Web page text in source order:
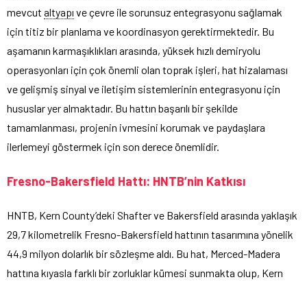
mevcut altyapı ve çevre ile sorunsuz entegrasyonu sağlamak
için titiz bir planlama ve koordinasyon gerektirmektedir. Bu
aşamanın karmaşıklıkları arasında, yüksek hızlı demiryolu
operasyonları için çok önemli olan toprak işleri, hat hizalaması
ve gelişmiş sinyal ve iletişim sistemlerinin entegrasyonu için
hususlar yer almaktadır. Bu hattın başarılı bir şekilde
tamamlanması, projenin ivmesini korumak ve paydaşlara
ilerlemeyi göstermek için son derece önemlidir.
Fresno-Bakersfield Hattı: HNTB’nin Katkısı
HNTB, Kern County’deki Shafter ve Bakersfield arasında yaklaşık
29,7 kilometrelik Fresno-Bakersfield hattının tasarımına yönelik
44,9 milyon dolarlık bir sözleşme aldı. Bu hat, Merced-Madera
hattına kıyasla farklı bir zorluklar kümesi sunmakta olup, Kern